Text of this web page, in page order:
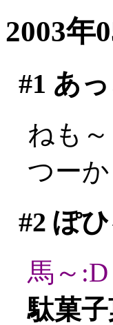
2003年
#1 あ
ねも
つー
#2 ぽ
馬～:D
駄菓子